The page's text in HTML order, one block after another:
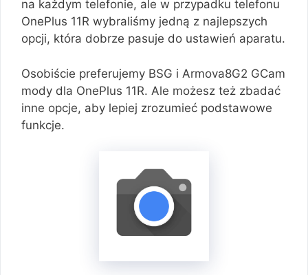
na każdym telefonie, ale w przypadku telefonu
OnePlus 11R wybraliśmy jedną z najlepszych
opcji, która dobrze pasuje do ustawień aparatu.
Osobiście preferujemy BSG i Armova8G2 GCam
mody dla OnePlus 11R. Ale możesz też zbadać
inne opcje, aby lepiej zrozumieć podstawowe
funkcje.